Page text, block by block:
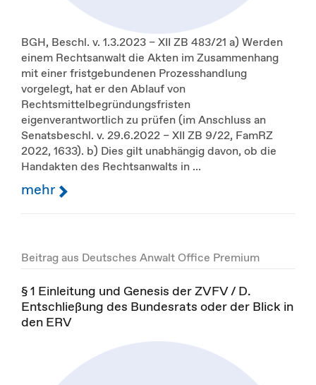
BGH, Beschl. v. 1.3.2023 – XII ZB 483/21 a) Werden
einem Rechtsanwalt die Akten im Zusammenhang
mit einer fristgebundenen Prozesshandlung
vorgelegt, hat er den Ablauf von
Rechtsmittelbegründungsfristen
eigenverantwortlich zu prüfen (im Anschluss an
Senatsbeschl. v. 29.6.2022 – XII ZB 9/22, FamRZ
2022, 1633). b) Dies gilt unabhängig davon, ob die
Handakten des Rechtsanwalts in ...
mehr
Beitrag aus Deutsches Anwalt Office Premium
§ 1 Einleitung und Genesis der ZVFV / D.
Entschließung des Bundesrats oder der Blick in
den ERV